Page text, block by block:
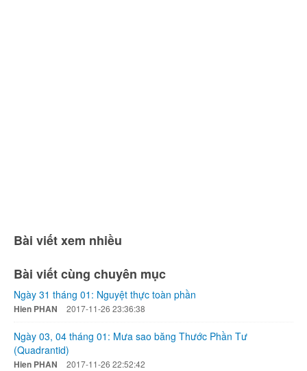
Bài viết xem nhiều
Bài viết cùng chuyên mục
Ngày 31 tháng 01: Nguyệt thực toàn phần
Hien PHAN 2017-11-26 23:36:38
Ngày 03, 04 tháng 01: Mưa sao băng Thước Phần Tư
(Quadrantid)
Hien PHAN 2017-11-26 22:52:42